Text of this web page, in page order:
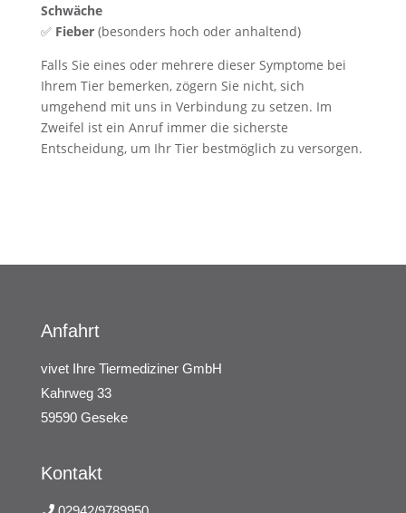
Schwäche
✅ Fieber(besonders hoch oder anhaltend)
Falls Sie eines oder mehrere dieser Symptome bei
Ihrem Tier bemerken, zögern Sie nicht, sich
umgehend mit uns in Verbindung zu setzen. Im
Zweifel ist ein Anruf immer die sicherste
Entscheidung, um Ihr Tier bestmöglich zu versorgen.
Anfahrt
vivet Ihre Tiermediziner GmbH
Kahrweg 33
59590 Geseke
Kontakt